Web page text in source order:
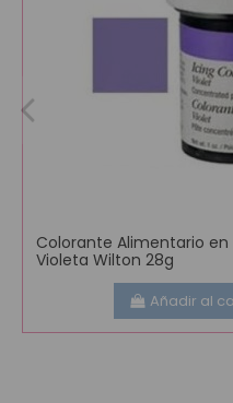
Colorante Alimentario en
Violeta Wilton 28g
Añadir al